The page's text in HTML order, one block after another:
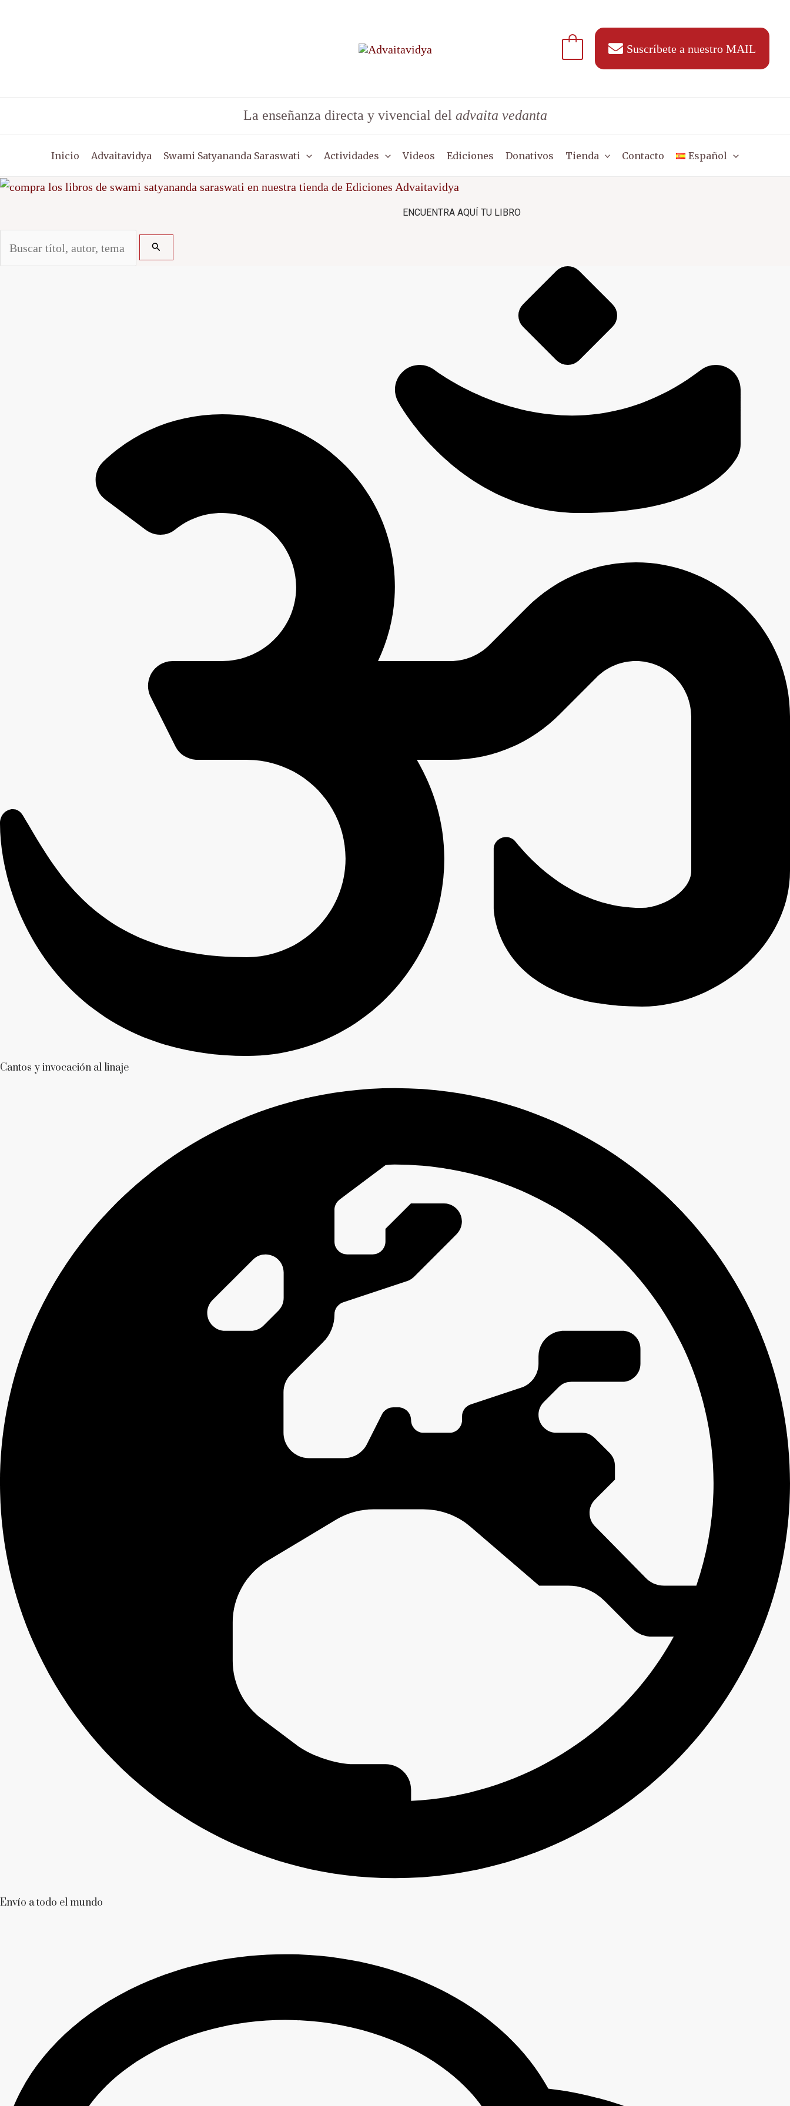
Suscríbete a nuestro MAIL
La enseñanza directa y vivencial del advaita vedanta
Inicio Advaitavidya Swami Satyananda Saraswati Actividades Videos Ediciones Donativos Tienda Contacto Español
ENCUENTRA AQUÍ TU LIBRO
Cantos y invocación al linaje
Envío a todo el mundo